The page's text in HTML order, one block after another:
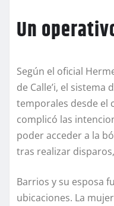
Un
Según el oficial
de Calle’i, el sistema
temporales desde el
complicó las
poder acceder a la
tras realizar
Barrios y su esposa
ubicaciones. La